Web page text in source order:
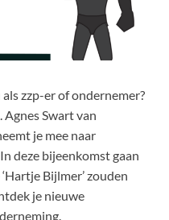
zzp-er of ondernemer?
Swart van
je mee naar
deze bijeenkomst gaan
Bijlmer’ zouden
je nieuwe